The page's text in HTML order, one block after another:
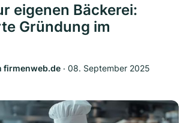
eigenen Bäckerei:
Gründung im
firmenweb.de ‧ 08. September 2025